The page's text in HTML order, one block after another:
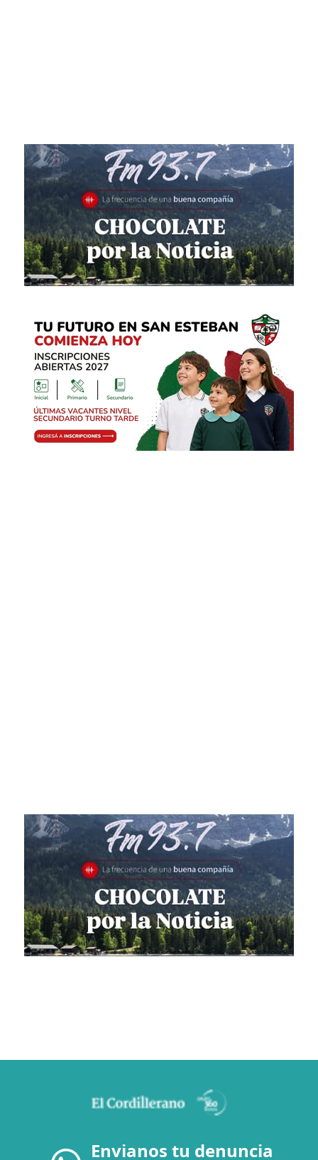
Envianos tu denuncia